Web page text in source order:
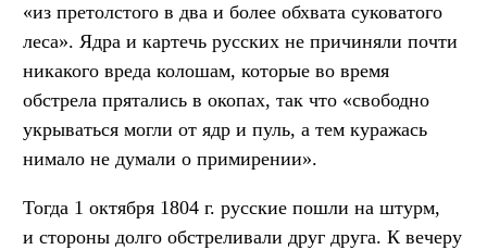
«из претолстого в два и более обхвата суковатого
леса». Ядра и картечь русских не причиняли почти
никакого вреда колошам, которые во время
обстрела прятались в окопах, так что «свободно
укрываться могли от ядр и пуль, а тем куражась
нимало не думали о примирении».
Тогда 1 октября 1804 г. русские пошли на штурм,
и стороны долго обстреливали друг друга. К вечеру